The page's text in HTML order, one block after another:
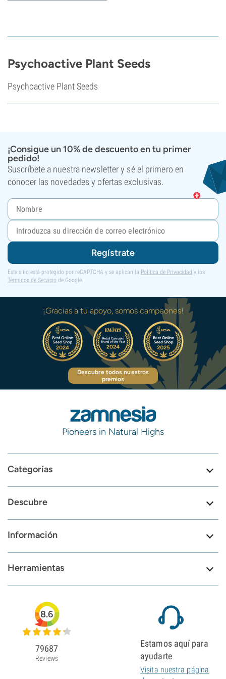
Psychoactive Plant Seeds
Psychoactive Plant Seeds
¡Consigue un 10% de descuento en tu primer
pedido!
Suscríbete a nuestra newsletter y sé el primero en
conocer las novedades y ofertas exclusivas.
Regístrate
Este sitio está protegido por reCAPTCHA y se aplican la Política de Privacidad y los
Términos de Servicio de Google.
¡Gracias a tu apoyo, somos campeones!
Descubre todos nuestros
premios
Pioneers in Natural Highs
Categorías
Descubre
Información
Herramientas
8.6
79687
Reviews
Estamos aquí para
ayudarte
Visita nuestra página